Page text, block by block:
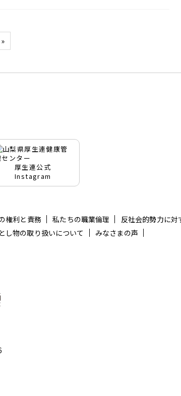
»
厚生連公式
Instagram
権利と責務 私たちの職業倫理
反社会的勢力に対
し物の取り扱いについて みなさまの声